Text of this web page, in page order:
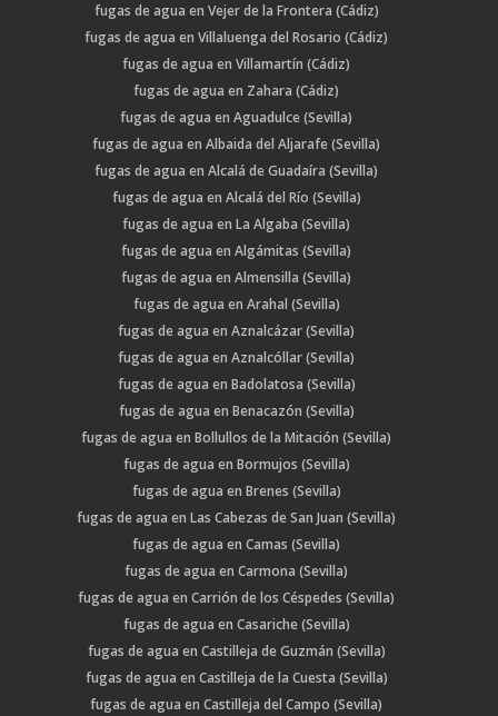
fugas de agua en Vejer de la Frontera (Cádiz)
fugas de agua en Villaluenga del Rosario (Cádiz)
fugas de agua en Villamartín (Cádiz)
fugas de agua en Zahara (Cádiz)
fugas de agua en Aguadulce (Sevilla)
fugas de agua en Albaida del Aljarafe (Sevilla)
fugas de agua en Alcalá de Guadaíra (Sevilla)
fugas de agua en Alcalá del Río (Sevilla)
fugas de agua en La Algaba (Sevilla)
fugas de agua en Algámitas (Sevilla)
fugas de agua en Almensilla (Sevilla)
fugas de agua en Arahal (Sevilla)
fugas de agua en Aznalcázar (Sevilla)
fugas de agua en Aznalcóllar (Sevilla)
fugas de agua en Badolatosa (Sevilla)
fugas de agua en Benacazón (Sevilla)
fugas de agua en Bollullos de la Mitación (Sevilla)
fugas de agua en Bormujos (Sevilla)
fugas de agua en Brenes (Sevilla)
fugas de agua en Las Cabezas de San Juan (Sevilla)
fugas de agua en Camas (Sevilla)
fugas de agua en Carmona (Sevilla)
fugas de agua en Carrión de los Céspedes (Sevilla)
fugas de agua en Casariche (Sevilla)
fugas de agua en Castilleja de Guzmán (Sevilla)
fugas de agua en Castilleja de la Cuesta (Sevilla)
fugas de agua en Castilleja del Campo (Sevilla)